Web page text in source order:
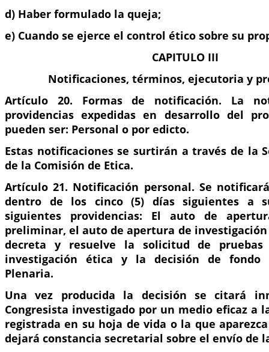
d) Haber formulado la queja;
e) Cuando se ejerce el control ético sobre su
CAPITULO III
Notificaciones, términos, ejecutoria y
Artículo 20. Formas de notificación. La
providencias expedidas en desarrollo del
pueden ser: Personal o por edicto.
Estas notificaciones se surtirán a través de la
de la Comisión de Etica.
Artículo 21. Notificación personal. Se
dentro de los cinco (5) días siguientes a
siguientes providencias: El auto de
preliminar, el auto de apertura de
decreta y resuelve la solicitud de
investigación ética y la decisión de fondo
Plenaria.
Una vez producida la decisión se citará
Congresista investigado por un medio eficaz a
registrada en su hoja de vida o la que
dejará constancia secretarial sobre el envío de